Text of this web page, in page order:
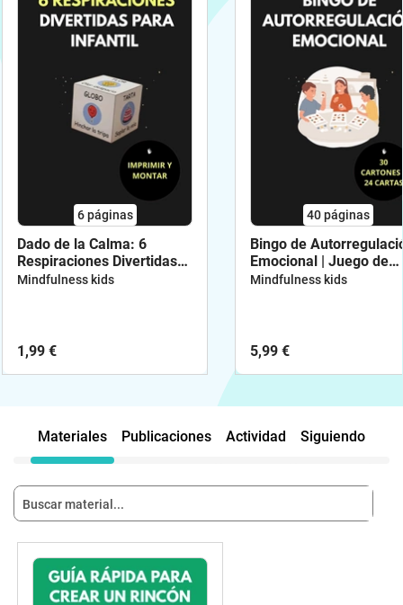
6páginas
Dado de la Calma: 6
Respiraciones Divertidas
para Infantil (3-6 años)
Mindfulness kids
1,99 €
40páginas
Bingo de
Emocional | Juego de
Calma para Niños (6-10
Mindfulness kids
5,99 €
Materiales Publicaciones Actividad Siguiendo